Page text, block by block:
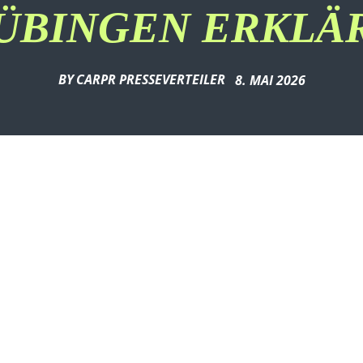
BY CARPR PRESSEVERTEILER 8. MAI 2026